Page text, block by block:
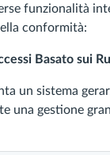
funzionalità
conformità:
Basato sui
un sistema
una gestione